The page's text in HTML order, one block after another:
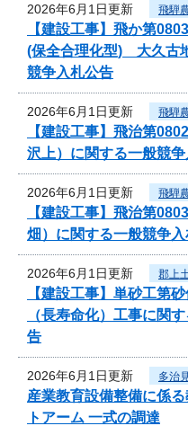
2026年6月1日更新 飛騨
【建設工事】飛か第
(保全合理化型) 大久古
競争入札公告
2026年6月1日更新 飛騨
【建設工事】飛治第
沢上）に関する一般競
2026年6月1日更新 飛騨
【建設工事】飛治第
畑）に関する一般競争
2026年6月1日更新 郡上
【建設工事】単砂工第
（長寿命化）工事に関
告
2026年6月1日更新 多治
産業教育設備整備に係
トアーム 一式の調達